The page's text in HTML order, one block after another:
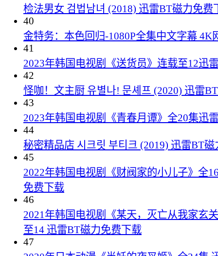
检法男女 검법남녀 (2018) 迅雷BT磁力免费
40
金特务：本色回归-1080P全集中文字幕 4K
41
2023年韩国电视剧《送货员》连载至12迅
42
怪咖！文主厨 유별나! 문셰프 (2020) 迅雷
43
2023年韩国电视剧《青春月谭》全20集迅
44
秘密精品店 시크릿 부티크 (2019) 迅雷BT
45
2022年韩国电视剧《财阀家的小儿子》全
免费下载
46
2021年韩国电视剧《某天，灭亡从我家玄
至14 迅雷BT磁力免费下载
47